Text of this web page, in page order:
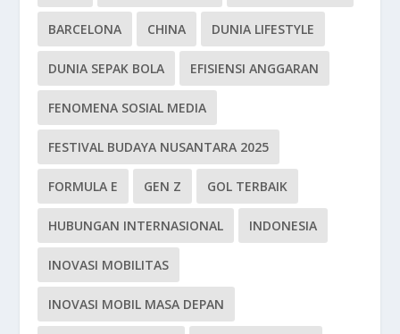
BARCELONA CHINA DUNIA LIFESTYLE
DUNIA SEPAK BOLA EFISIENSI ANGGARAN
FENOMENA SOSIAL MEDIA
FESTIVAL BUDAYA NUSANTARA 2025
FORMULA E GEN Z GOL TERBAIK
HUBUNGAN INTERNASIONAL INDONESIA
INOVASI MOBILITAS
INOVASI MOBIL MASA DEPAN